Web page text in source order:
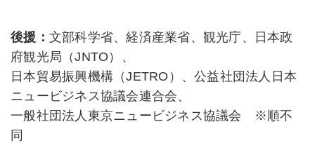
後援： 文部科学省、経済産業省、観光庁、日本政
府観光局（JNTO）、
日本貿易振興機構（JETRO）、公益社団法人日本
ニュービジネス協議会連合会、
一般社団法人東京ニュービジネス協議会 ※順不
同